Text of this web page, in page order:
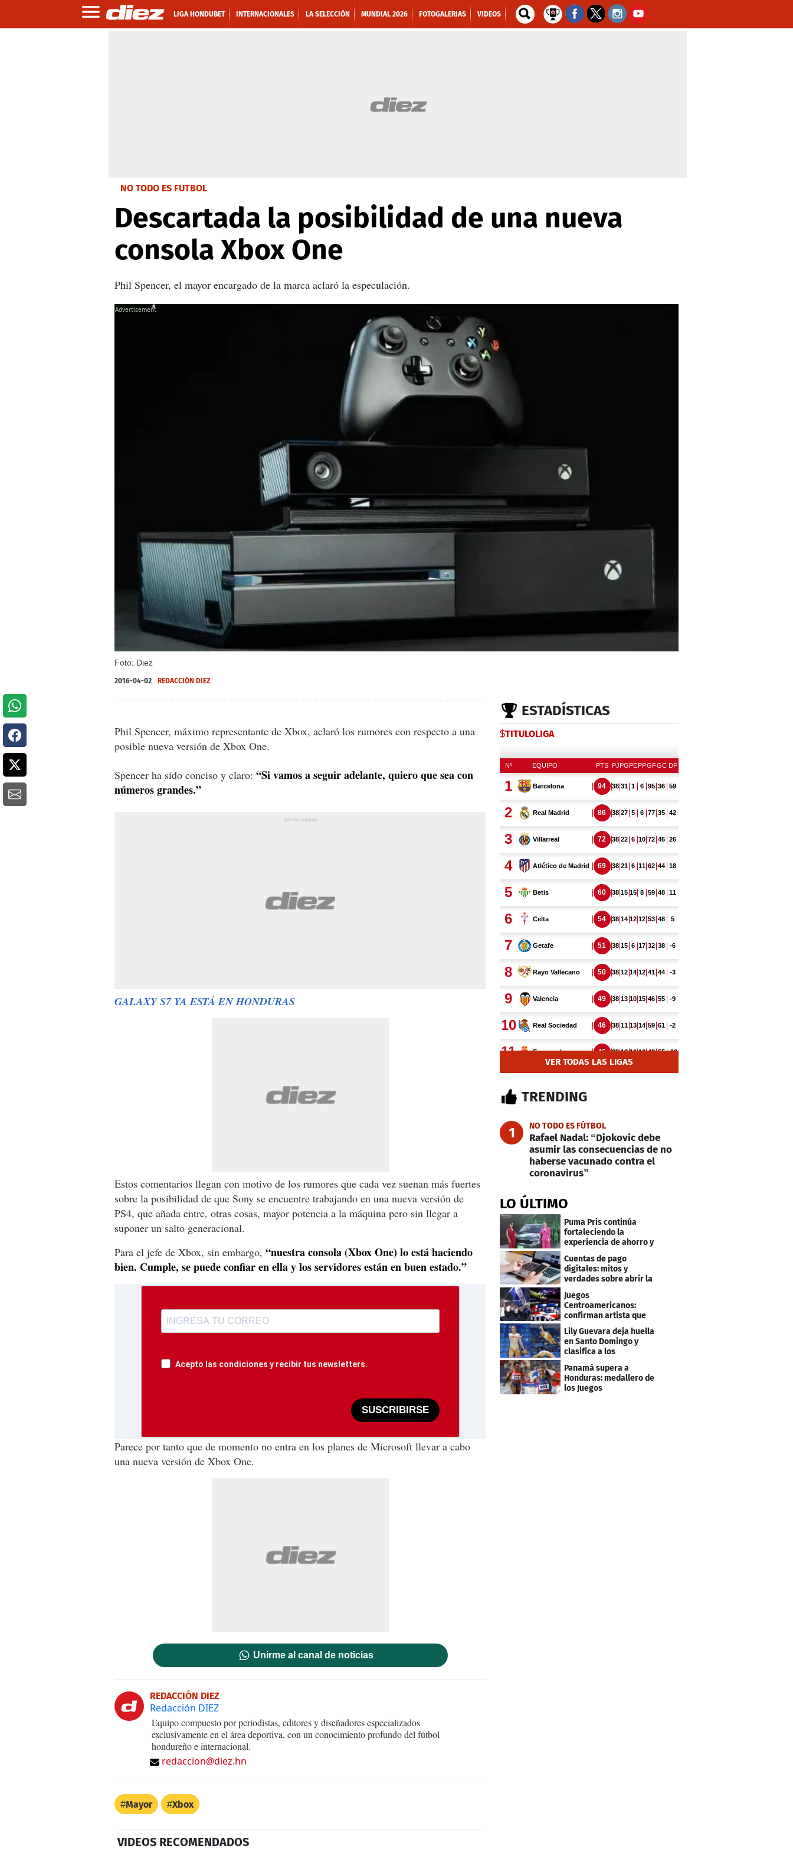
LIGA HONDUBET INTERNACIONALES LA SELECCIÓN MUNDIAL 2026 FOTOGALERIAS VIDEOS
NO TODO ES FUTBOL
Descartada la posibilidad de una nueva
consola Xbox One
Phil Spencer, el mayor encargado de la marca aclaró la especulación.
Foto: Diez
X
2016-04-02 REDACCIÓN DIEZ
Phil Spencer, máximo representante de Xbox, aclaró los rumores con respecto a una
posible nueva versión de Xbox One.
Spencer ha sido conciso y claro: “Si vamos a seguir adelante, quiero que sea con
números grandes.”
GALAXY S7 YA ESTÁ EN HONDURAS
Estos comentarios llegan con motivo de los rumores que cada vez suenan más fuertes
sobre la posibilidad de que Sony se encuentre trabajando en una nueva versión de
PS4, que añada entre, otras cosas, mayor potencia a la máquina pero sin llegar a
suponer un salto generacional.
Para el jefe de Xbox, sin embargo, “nuestra consola (Xbox One) lo está haciendo
bien. Cumple, se puede confiar en ella y los servidores están en buen estado.”
Acepto las condiciones y recibir tus newsletters.
SUSCRIBIRSE
Parece por tanto que de momento no entra en los planes de Microsoft llevar a cabo
una nueva versión de Xbox One.
Unirme al canal de noticias
REDACCIÓN DIEZ
Redacción DIEZ
Equipo compuesto por periodistas, editores y diseñadores especializados
exclusivamente en el área deportiva, con un conocimiento profundo del fútbol
hondureño e internacional.
redaccion@diez.hn
Mayor Xbox
VIDEOS RECOMENDADOS
ESTADÍSTICAS
$TITULOLIGA
VER TODAS LAS LIGAS
TRENDING
1 NO TODO ES FÚTBOL
Rafael Nadal: “Djokovic debe
asumir las consecuencias de no
haberse vacunado contra el
coronavirus”
LO ÚLTIMO
Puma Pris continúa
fortaleciendo la
experiencia de ahorro y
clientes
Cuentas de pago
digitales: mitos y
verdades sobre abrir la
Juegos
Centroamericanos:
confirman artista que
cantará en la ceremonia
de clausura
Lily Guevara deja huella
en Santo Domingo y
clasifica a los
Panamericanos de Lima
2027
Panamá supera a
Honduras: medallero de
los Juegos